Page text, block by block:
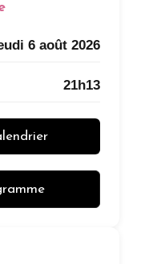
6 août 2026
21h13